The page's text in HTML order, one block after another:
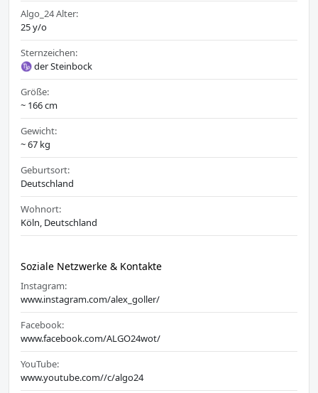
Algo_24 Alter:
25 y/o
Sternzeichen:
♑ der Steinbock
Größe:
~ 166 cm
Gewicht:
~ 67 kg
Geburtsort:
Deutschland
Wohnort:
Köln, Deutschland
Soziale Netzwerke & Kontakte
Instagram:
www.instagram.com/alex_goller/
Facebook:
www.facebook.com/ALGO24wot/
YouTube:
www.youtube.com//c/algo24